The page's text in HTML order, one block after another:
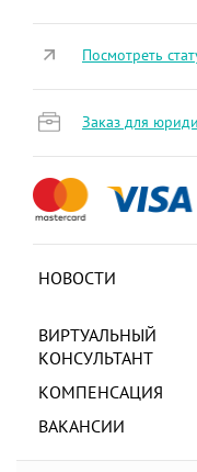
НОВОСТИ
ВИРТУАЛЬНЫЙ
КОНСУЛЬТАНТ
КОМПЕНСАЦИЯ
ВАКАНСИИ
Посмотреть
Заказ для